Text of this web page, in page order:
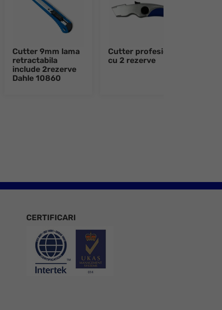
Cutter 9mm lama
retractabila
include 2rezerve
Dahle 10860
Cutter profesional
cu 2 rezerve
CERTIFICARI